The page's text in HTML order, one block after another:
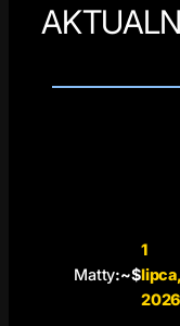
Matty:~$
1
lipca,
2026